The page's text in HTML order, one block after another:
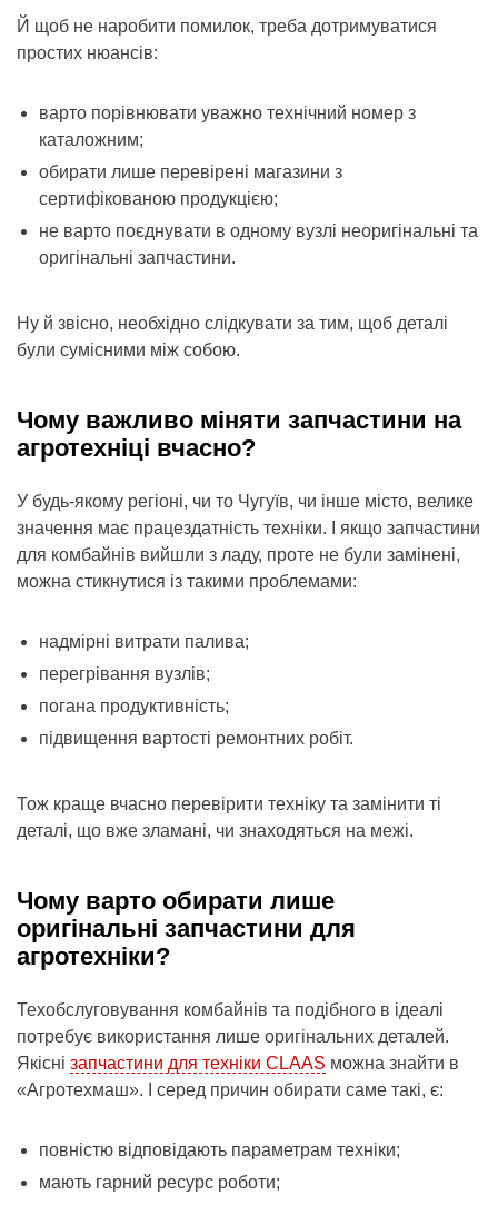
Й щоб не наробити помилок, треба дотримуватися
простих нюансів:
варто порівнювати уважно технічний номер з
каталожним;
обирати лише перевірені магазини з
сертифікованою продукцією;
не варто поєднувати в одному вузлі неоригінальні та
оригінальні запчастини.
Ну й звісно, необхідно слідкувати за тим, щоб деталі
були сумісними між собою.
Чому важливо міняти запчастини на
агротехніці вчасно?
У будь-якому регіоні, чи то Чугуїв, чи інше місто, велике
значення має працездатність техніки. І якщо запчастини
для комбайнів вийшли з ладу, проте не були замінені,
можна стикнутися із такими проблемами:
надмірні витрати палива;
перегрівання вузлів;
погана продуктивність;
підвищення вартості ремонтних робіт.
Тож краще вчасно перевірити техніку та замінити ті
деталі, що вже зламані, чи знаходяться на межі.
Чому варто обирати лише
оригінальні запчастини для
агротехніки?
Техобслуговування комбайнів та подібного в ідеалі
потребує використання лише оригінальних деталей.
Якісні запчастини для техніки CLAAS можна знайти в
«Агротехмаш». І серед причин обирати саме такі, є:
повністю відповідають параметрам техніки;
мають гарний ресурс роботи;